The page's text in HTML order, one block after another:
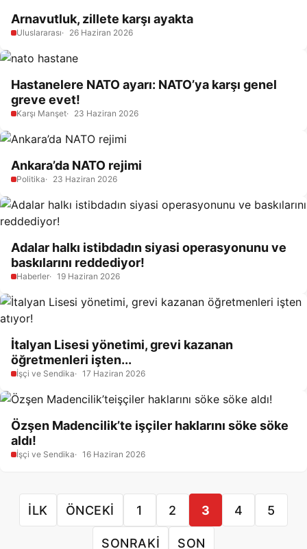
Arnavutluk, zillete karşı ayakta
Uluslararası 26 Haziran 2026
Hastanelere NATO ayarı: NATO’ya karşı genel
greve evet!
Karşı Manşet 23 Haziran 2026
Ankara’da NATO rejimi
Politika 23 Haziran 2026
Adalar halkı istibdadın siyasi operasyonunu ve
baskılarını reddediyor!
Haberler 19 Haziran 2026
İtalyan Lisesi yönetimi, grevi kazanan
öğretmenleri işten...
İşçi ve Sendika 17 Haziran 2026
Özşen Madencilik’te işçiler haklarını söke söke
aldı!
İşçi ve Sendika 16 Haziran 2026
İLK ÖNCEKI 1 2 3 4 5
SONRAKI SON